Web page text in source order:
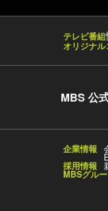
テレビ番組
オリジナ
MBS 公
企業情報
採用情報
MBSグル